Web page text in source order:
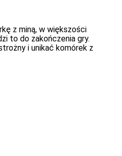
z miną, w większości
to do zakończenia gry.
i unikać komórek z